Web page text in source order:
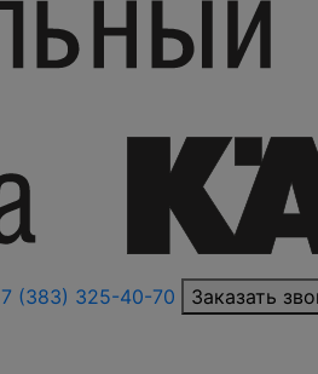
(383) 325-40-70 Заказать